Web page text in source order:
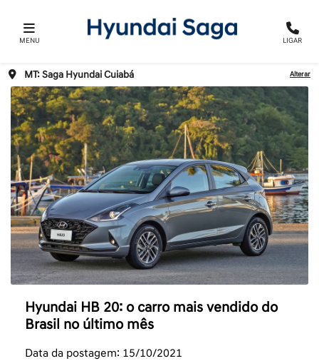
MENU LIGAR
MT: Saga Hyundai Cuiabá Alterar
Hyundai HB 20: o carro mais vendido do
Brasil no último mês
Data da postagem: 15/10/2021